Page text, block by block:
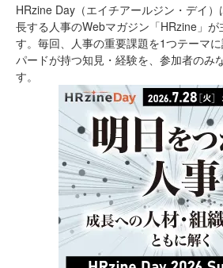
HRzine Day（エイチアールジン・デイ
長する人事のWebマガジン「HRzine」
す。毎回、人事の重要課題を1つテーマ
パードが持つ知見・経験を、参加者のみ
す。